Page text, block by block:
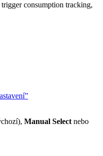
consumption tracking,
Manual Select nebo